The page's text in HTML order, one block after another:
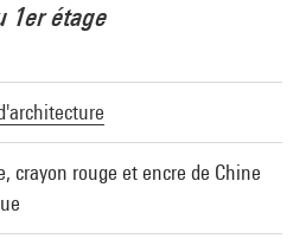
1er étage
crayon rouge et encre de Chine